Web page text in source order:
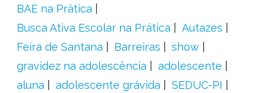
BAE na Prática
Busca Ativa Escolar na Prática
Autazes
Feira de Santana
Barreiras
show
gravidez na adolescência
adolescente
aluna
adolescente grávida
SEDUC-PI